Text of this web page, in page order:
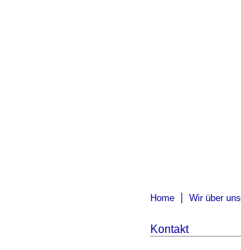
Navigation
Home Wir über uns
Kontakt